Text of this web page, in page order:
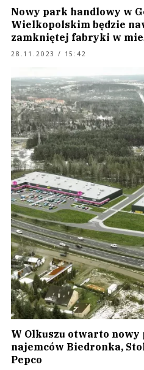
Nowy park handlowy w
Wielkopolskim będzie
zamkniętej fabryki w
28.11.2023 / 15:42
W Olkuszu otwarto
najemców Biedronka,
Pepco